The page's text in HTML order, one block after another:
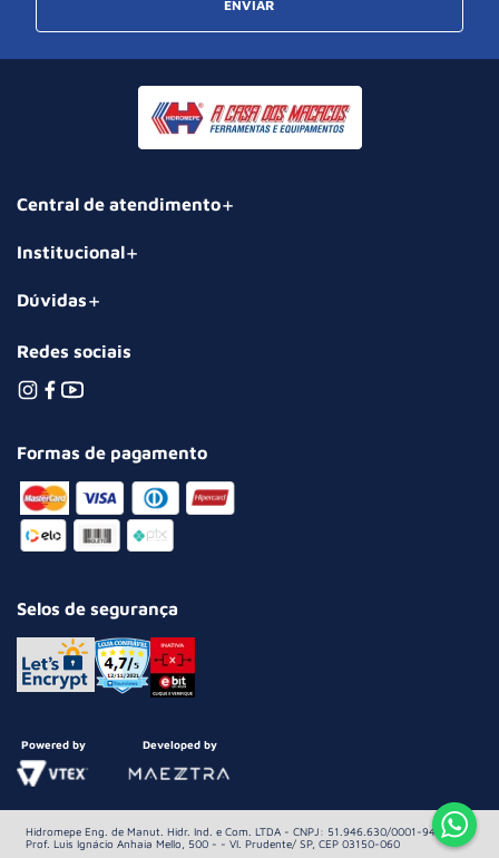
ENVIAR
Central de atendimento
Institucional
Dúvidas
Redes sociais
Formas de pagamento
Selos de segurança
Powered by Developed by
Hidromepe Eng. de Manut. Hidr. Ind. e Com. LTDA - CNPJ: 51.946.630/0001-94 Av.
Prof. Luis Ignácio Anhaia Mello, 500 - - Vl. Prudente/ SP, CEP 03150-060